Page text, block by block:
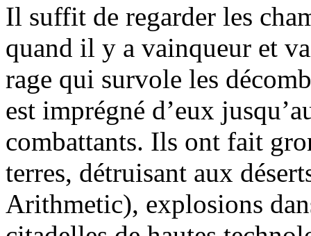
Il suffit de regarder les
quand il y a vainqueur et
rage qui survole les
est imprégné d’eux
combattants. Ils ont fait
terres, détruisant aux
Arithmetic), explosions